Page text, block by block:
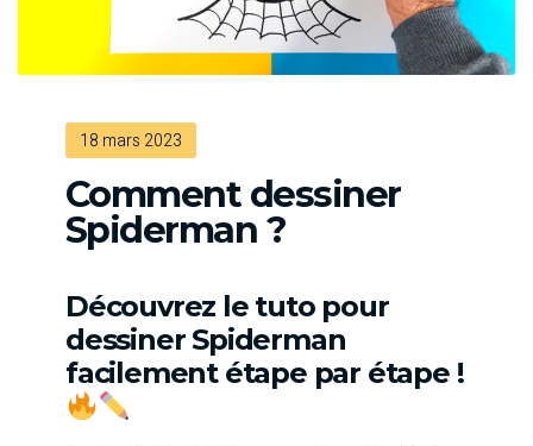
18 mars 2023
Comment dessiner
Spiderman ?
Découvrez le tuto pour
dessiner Spiderman
facilement étape par étape !